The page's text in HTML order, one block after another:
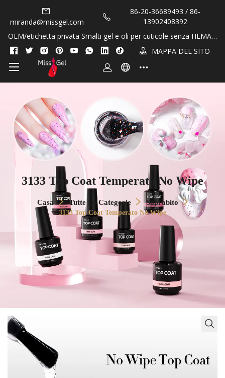
miranda@missgel.com
86-20-36689493 / 86-
13902408392
OEM/etichetta privata Smalti gel e oli per cuticole senza HEMA e
TPO!
MAPPA DEL SITO
3133 Top Coat Temperato No Wipe
Casa Tutte Le Categorie Soprabito
3133 Top Coat Temperato No Wipe